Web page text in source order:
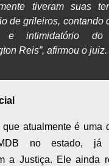
tiveram suas
de grileiros, contando
e intimidatório do
Reis”, afirmou o juiz.
que atualmente é uma
no estado, já
a Justiça. Ele ainda